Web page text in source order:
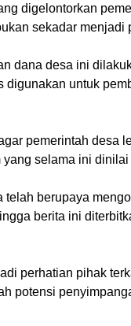
digelontorkan
sekadar menjadi
dana desa ini
digunakan untuk
pemerintah desa
yang selama ini
telah berupaya
berita ini
perhatian pihak
potensi